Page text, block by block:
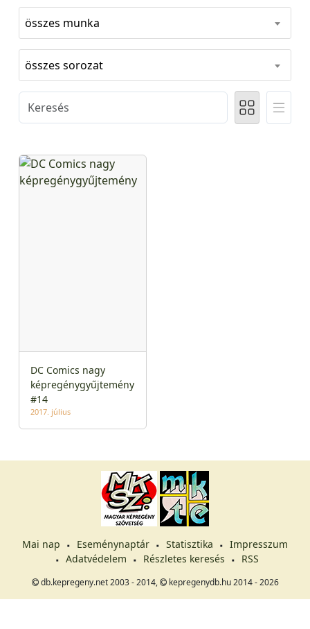
összes munka
összes sorozat
DC Comics nagy
képregénygyűjtemény
#14
2017. július
Mai nap Eseménynaptár Statisztika
Impresszum
Adatvédelem
Részletes keresés RSS
db.kepregeny.net 2003 - 2014, kepregenydb.hu 2014 - 2026